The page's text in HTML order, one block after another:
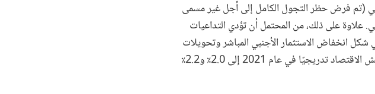
(تم فرض حظر التجول الكامل إلى أجل غير مسمى
علاوة على ذلك، من المحتمل أن تؤدي التداعيات
انخفاض الاستثمار الأجنبي المباشر وتحويلات
المغتربين إلى زيادة التأثير السلبي على الاقتصاد. من المتوقع أن ينتعش الاقتصاد تدريجيًا في عام 2021 إلى 2.0٪ و2.2٪